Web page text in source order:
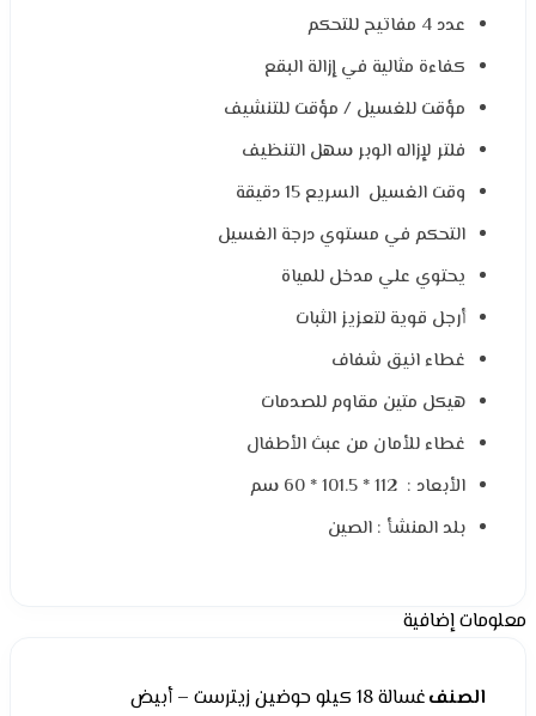
عدد 4 مفاتيح للتحكم
كفاءة مثالية في إزالة البقع
مؤقت للغسيل / مؤقت للتنشيف
فلتر لإزاله الوبر سهل التنظيف
وقت الغسيل السريع 15 دقيقة
التحكم في مستوي درجة الغسيل
يحتوي علي مدخل للمياة
أرجل قوية لتعزيز الثبات
غطاء انيق شفاف
هيكل متين مقاوم للصدمات
غطاء للأمان من عبث الأطفال
الأبعاد : 112 * 101.5 * 60 سم
بلد المنشأ : الصين
معلومات إضافية
الصنفغسالة 18 كيلو حوضين زيترست – أبيض